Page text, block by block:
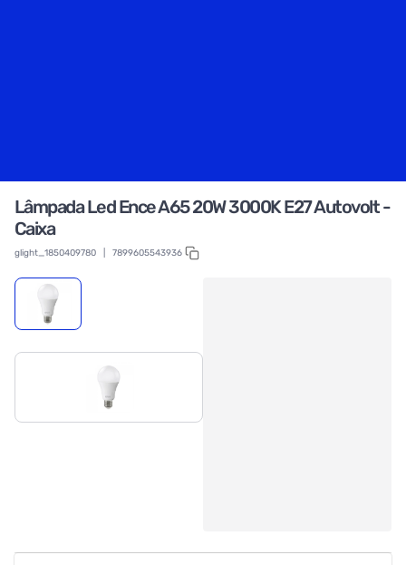
Lâmpada Led Ence A65 20W 3000K E27 Autovolt -
Caixa
glight_1850409780 7899605543936